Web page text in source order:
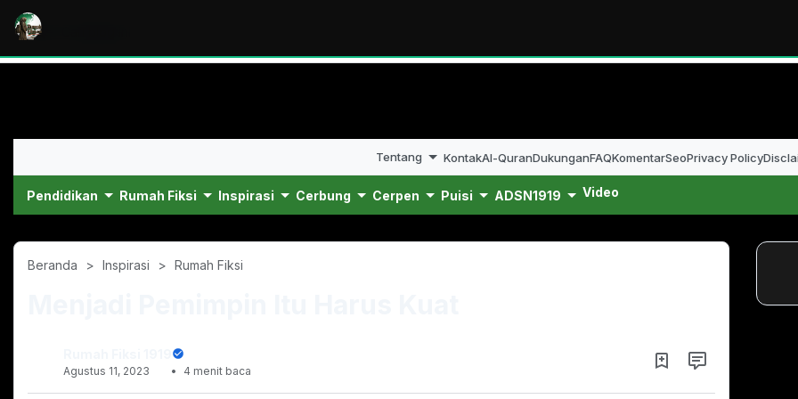
Tentang KontakAl-QuranDukunganFAQKomentarSeoPrivacy Policy
Pendidikan Rumah Fiksi Inspirasi Cerbung Cerpen Puisi ADSN1919 Video
Beranda Inspirasi Rumah Fiksi
Agustus 11, 2023
4 menit baca